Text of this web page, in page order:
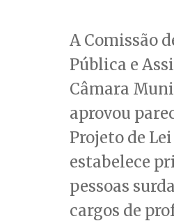
A Comissão
Pública e
Câmara
aprovou
Projeto de
estabelece
pessoas
cargos de